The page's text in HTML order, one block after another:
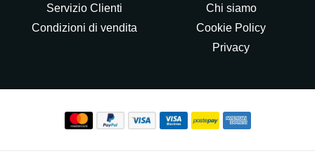
Servizio Clienti
Condizioni di vendita
Chi siamo
Cookie Policy
Privacy